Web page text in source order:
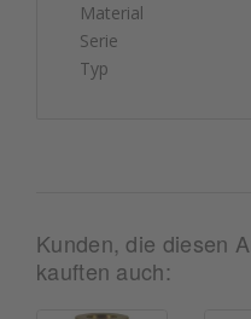
Material
Serie
Typ
Kunden, die diesen
kauften auch: